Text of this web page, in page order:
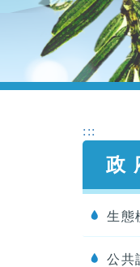
:::
政
生態
公共